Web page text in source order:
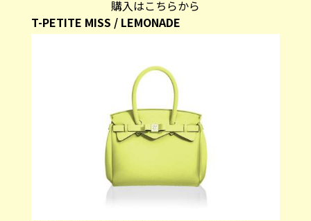
T-PETITE MISS / LEMONADE 幅260×高さ